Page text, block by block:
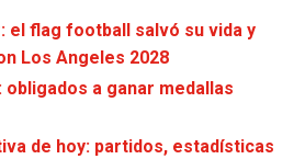
el flag football salvó su vida y
Los Angeles 2028
obligados a ganar medallas
de hoy: partidos, estadísticas